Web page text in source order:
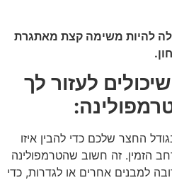
להיות משימה קצת מאתגרת
לעזור לך
החצר שלכם כדי להבין איזו
הזמין. זה חשוב שהטרמפולינה
למבנים אחרים או לגדרות, כדי